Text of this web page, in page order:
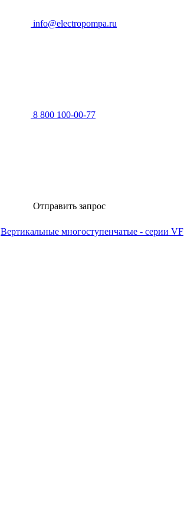
info@electropompa.ru
8 800 100-00-77
Отправить запрос
Вертикальные многоступенчатые - серии VF